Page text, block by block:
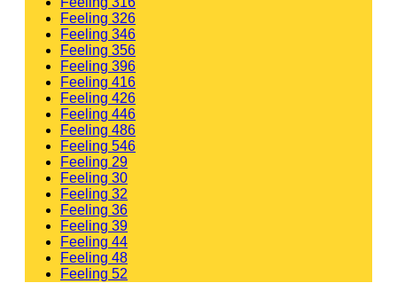
Feeling 326
Feeling 346
Feeling 356
Feeling 396
Feeling 416
Feeling 426
Feeling 446
Feeling 486
Feeling 546
Feeling 29
Feeling 30
Feeling 32
Feeling 36
Feeling 39
Feeling 44
Feeling 48
Feeling 52